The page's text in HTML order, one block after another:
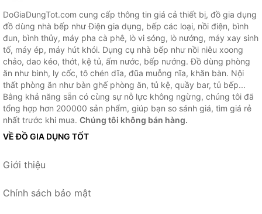
DoGiaDungTot.com cung cấp thông tin giá cả thiết bị, đồ gia dụng
đồ dùng nhà bếp như Điện gia dụng, bếp các loại, nồi điện, bình
đun, bình thủy, máy pha cà phê, lò vi sóng, lò nướng, máy xay sinh
tố, máy ép, máy hút khói. Dụng cụ nhà bếp như nồi niêu xoong
chảo, dao kéo, thớt, kệ tủ, ấm nước, bếp nướng. Đồ dùng phòng
ăn như bình, ly cốc, tô chén dĩa, đũa muỗng nĩa, khăn bàn. Nội
thất phòng ăn như bàn ghế phòng ăn, tủ kệ, quầy bar, tủ bếp...
Bằng khả năng sẵn có cùng sự nỗ lực không ngừng, chúng tôi đã
tổng hợp hơn 200000 sản phẩm, giúp bạn so sánh giá, tìm giá rẻ
nhất trước khi mua. Chúng tôi không bán hàng.
VỀ ĐỒ GIA DỤNG TỐT
Giới thiệu
Chính sách bảo mật